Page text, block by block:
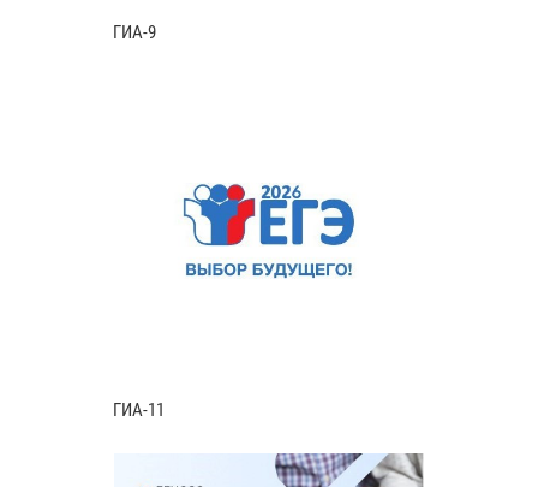
ГИА-9
ГИА-11